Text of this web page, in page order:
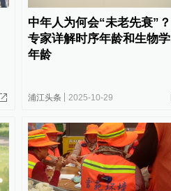
中年人为何会“未老先衰”？
专家详解时序年龄和生物学
年龄
浦江头条 2025-10-29